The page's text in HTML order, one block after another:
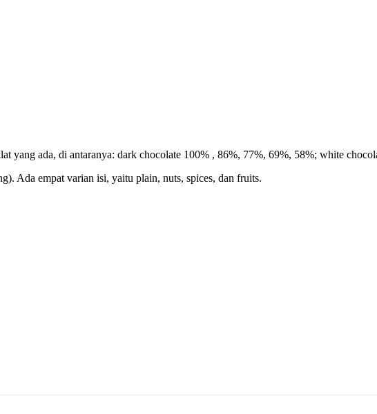
yang ada, di antaranya: dark chocolate 100% , 86%, 77%, 69%, 58%; white
Ada empat varian isi, yaitu plain, nuts, spices, dan fruits.